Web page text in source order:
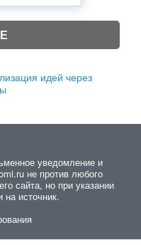
идей через
уведомление и
не против любого
сайта, но при указании
на источник.